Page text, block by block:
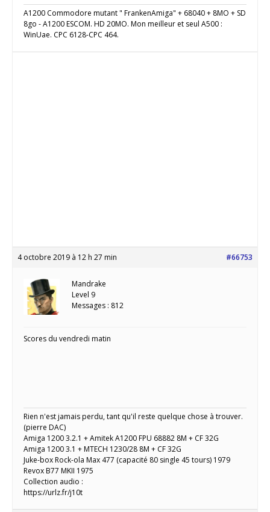
A1200 Commodore mutant " FrankenAmiga" + 68040 + 8MO + SD
8go - A1200 ESCOM. HD 20MO. Mon meilleur et seul A500 :
WinUae. CPC 6128-CPC 464.
4 octobre 2019 à 12 h 27 min #66753
Mandrake
Level 9
Messages : 812
Scores du vendredi matin
Rien n'est jamais perdu, tant qu'il reste quelque chose à trouver.
(pierre DAC)
Amiga 1200 3.2.1 + Amitek A1200 FPU 68882 8M + CF 32G
Amiga 1200 3.1 + MTECH 1230/28 8M + CF 32G
Juke-box Rock-ola Max 477 (capacité 80 single 45 tours) 1979
Revox B77 MKII 1975
Collection audio :
https://urlz.fr/j10t